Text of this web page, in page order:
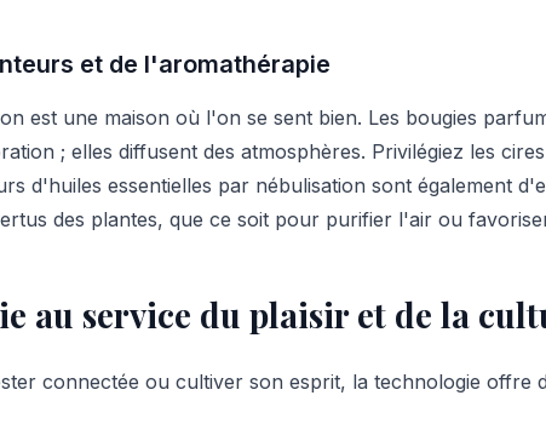
et de l'aromathérapie
est une maison où l'on se sent bien. Les bougies
; elles diffusent des atmosphères. Privilégiez les
d'huiles essentielles par nébulisation sont également
des plantes, que ce soit pour purifier l'air ou
au service du plaisir et de la
connectée ou cultiver son esprit, la technologie offre